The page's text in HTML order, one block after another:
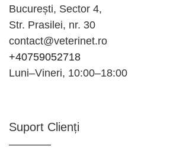
București, Sector 4,
Str. Prasilei, nr. 30
contact@veterinet.ro
+40759052718
Luni–Vineri, 10:00–18:00
Suport Clienți